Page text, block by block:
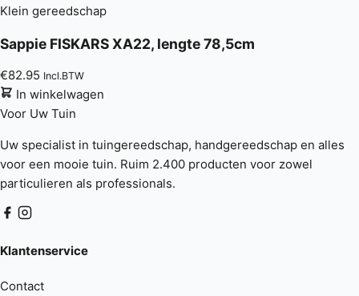
Klein gereedschap
Sappie FISKARS XA22, lengte 78,5cm
€82.95 Incl.BTW
In winkelwagen
Voor Uw Tuin
Uw specialist in tuingereedschap, handgereedschap en alles
voor een mooie tuin. Ruim 2.400 producten voor zowel
particulieren als professionals.
Klantenservice
Contact